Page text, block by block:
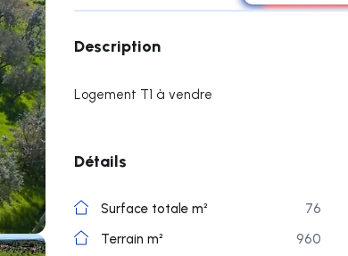
Description
Logement T1 à vendre
Détails
Surface totale m² 76
Terrain m²
960